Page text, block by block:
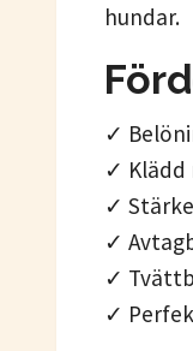
hundar.
✓
✓ Klädd
✓
✓
✓
✓